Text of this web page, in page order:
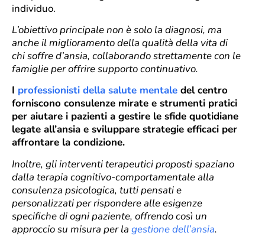
individuo.
L’obiettivo principale non è solo la diagnosi, ma
anche il miglioramento della qualità della vita di
chi soffre d’ansia, collaborando strettamente con le
famiglie per offrire supporto continuativo.
I professionisti della salute mentale del centro
forniscono consulenze mirate e strumenti pratici
per aiutare i pazienti a gestire le sfide quotidiane
legate all’ansia e sviluppare strategie efficaci per
affrontare la condizione.
Inoltre, gli interventi terapeutici proposti spaziano
dalla terapia cognitivo-comportamentale alla
consulenza psicologica, tutti pensati e
personalizzati per rispondere alle esigenze
specifiche di ogni paziente, offrendo così un
approccio su misura per la gestione dell’ansia.